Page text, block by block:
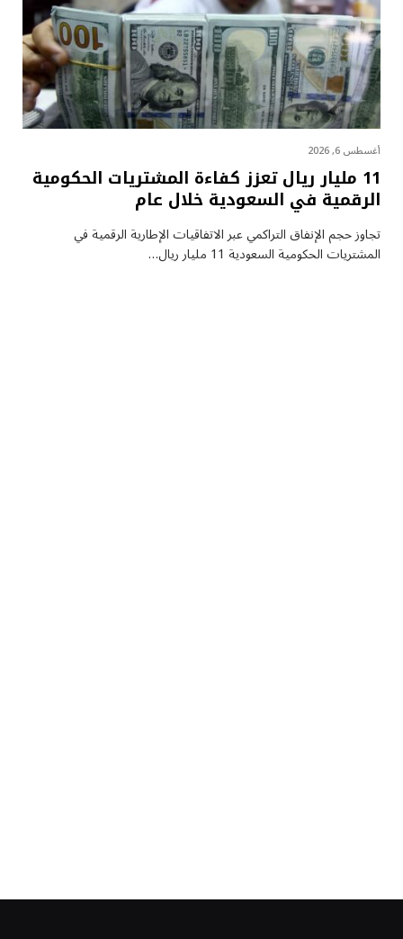
أغسطس 6, 2026
11 مليار ريال تعزز كفاءة المشتريات الحكومية
الرقمية في السعودية خلال عام
تجاوز حجم الإنفاق التراكمي عبر الاتفاقيات الإطارية الرقمية في
المشتريات الحكومية السعودية 11 مليار ريال…